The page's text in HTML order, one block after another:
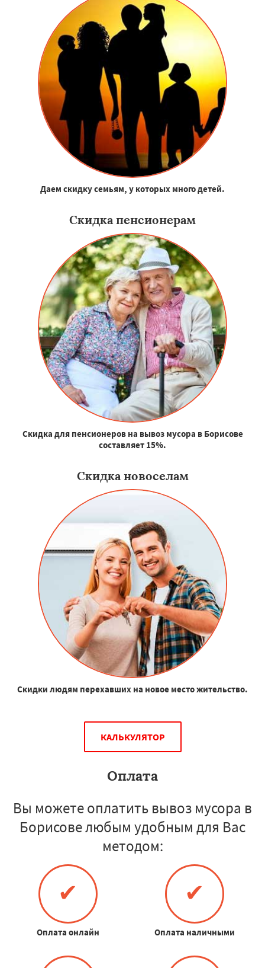
Даем скидку семьям, у которых много детей.
Скидка пенсионерам
Скидка для пенсионеров на вывоз мусора в Борисове
составляет 15%.
Скидка новоселам
Скидки людям перехавших на новое место жительство.
КАЛЬКУЛЯТОР
Оплата
Вы можете оплатить вывоз мусора в
Борисове любым удобным для Вас
методом:
✔
Оплата онлайн
✔
Оплата наличными